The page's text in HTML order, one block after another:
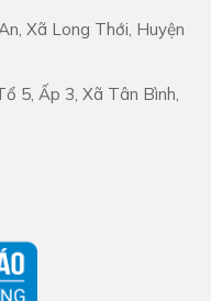
hoạch, lúc mới
Xã Long Thới, Huyện
5, Ấp 3, Xã Tân Bình,